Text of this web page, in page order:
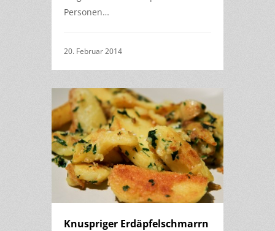
Personen…
20. Februar 2014
Knuspriger Erdäpfelschmarrn